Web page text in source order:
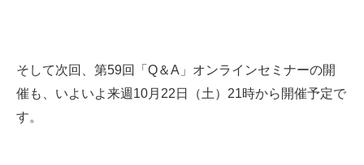
そして次回、第59回「Q＆A」オンラインセミナーの開
催も、いよいよ来週10月22日（土）21時から開催予定で
す。